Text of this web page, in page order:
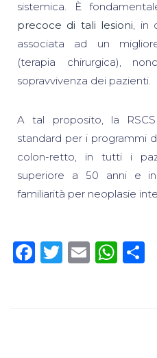
sistemica. È
precoce di tali lesioni, in
associata ad un
(terapia chirurgica),
sopravvivenza dei pazienti.
A tal proposito, la
standard per i programmi
colon-retto, in tutti i
superiore a 50 anni e
familiarità per neoplasie
Facebook
Twitter
Email